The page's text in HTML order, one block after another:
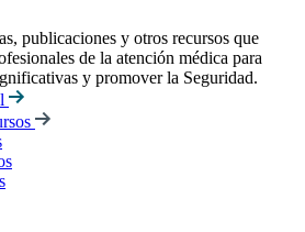
publicaciones y otros recursos que
de la atención médica para
y promover la Seguridad.